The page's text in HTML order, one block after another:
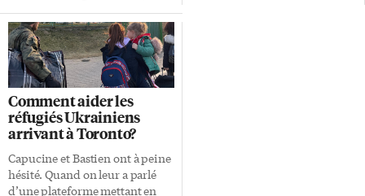
de 14h à 16h. Que vous puissiez
assister à une de ces réunions
ou pas, vous pouvez aussi vous
exprimer en répondant au
sondage en ligne sur les
collections en français, avant le
18 juin. L’ACFO-Toronto
encourage les Franco-Torontois
à y participer, elle qui avait
alerté le public, au début de
2020, sur […]
Comment aider les
réfugiés Ukrainiens
arrivant à Toronto?
Capucine et Bastien ont à peine
hésité. Quand on leur a parlé
d’une plateforme mettant en